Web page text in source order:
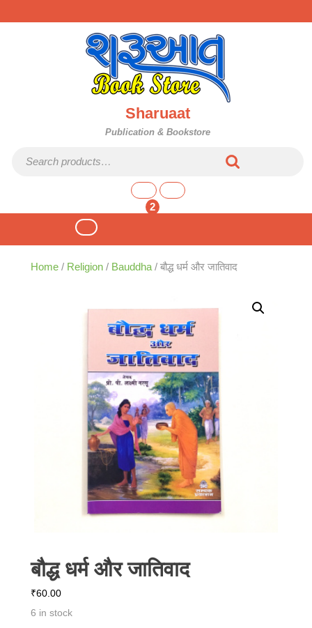
to
Sharuaat
Publication & Bookstore
2
shopping
Open
Button
Home / Religion / Bauddha / बौद्ध धर्म और जातिवाद
बौद्ध धर्म और जातिवाद
₹60.00
6 in stock